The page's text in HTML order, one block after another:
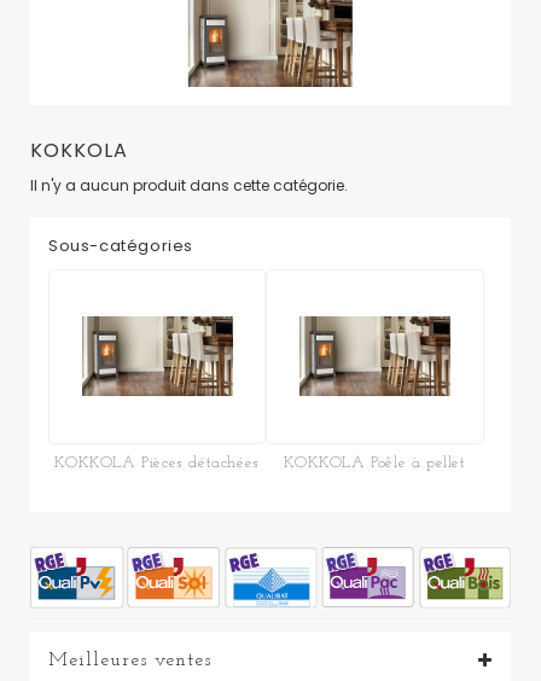
KOKKOLA
Il n'y a aucun produit dans cette catégorie.
Sous-catégories
KOKKOLA Pièces détachées KOKKOLA Poêle à pellet
Meilleures ventes